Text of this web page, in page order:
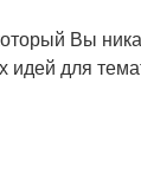
Вы
для